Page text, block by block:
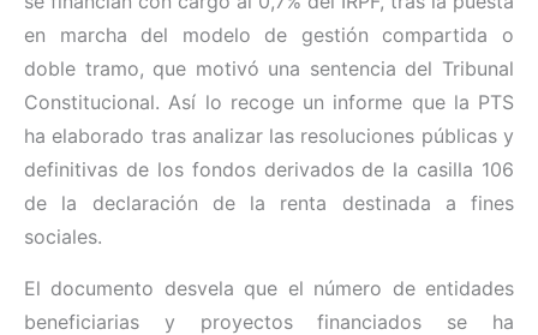
en marcha del modelo de gestión compartida o
doble tramo, que motivó una sentencia del Tribunal
Constitucional. Así lo recoge un informe que la PTS
ha elaborado tras analizar las resoluciones públicas y
definitivas de los fondos derivados de la casilla 106
de la declaración de la renta destinada a fines
sociales.
El documento desvela que el número de entidades
beneficiarias y proyectos financiados se ha